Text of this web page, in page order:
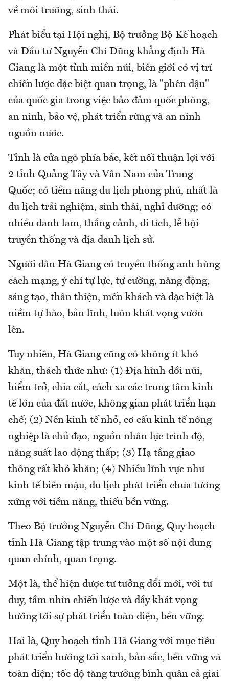
về môi trường, sinh thái.
Phát biểu tại Hội nghị, Bộ trưởng Bộ Kế hoạch
và Đầu tư Nguyễn Chí Dũng khẳng định Hà
Giang là một tỉnh miền núi, biên giới có vị trí
chiến lược đặc biệt quan trọng, là "phên dậu"
của quốc gia trong việc bảo đảm quốc phòng,
an ninh, bảo vệ, phát triển rừng và an ninh
nguồn nước.
Tỉnh là cửa ngõ phía bắc, kết nối thuận lợi với
2 tỉnh Quảng Tây và Vân Nam của Trung
Quốc; có tiềm năng du lịch phong phú, nhất là
du lịch trải nghiệm, sinh thái, nghỉ dưỡng; có
nhiều danh lam, thắng cảnh, di tích, lễ hội
truyền thống và địa danh lịch sử.
Người dân Hà Giang có truyền thống anh hùng
cách mạng, ý chí tự lực, tự cường, năng động,
sáng tạo, thân thiện, mến khách và đặc biệt là
niềm tự hào, bản lĩnh, luôn khát vọng vươn
lên.
Tuy nhiên, Hà Giang cũng có không ít khó
khăn, thách thức như: (1) Địa hình đồi núi,
hiểm trở, chia cắt, cách xa các trung tâm kinh
tế lớn của đất nước, không gian phát triển hạn
chế; (2) Nền kinh tế nhỏ, cơ cấu kinh tế nông
nghiệp là chủ đạo, nguồn nhân lực trình độ,
năng suất lao động thấp; (3) Hạ tầng giao
thông rất khó khăn; (4) Nhiều lĩnh vực như
kinh tế biên mậu, du lịch phát triển chưa tương
xứng với tiềm năng, thiếu bền vững.
Theo Bộ trưởng Nguyễn Chí Dũng, Quy hoạch
tỉnh Hà Giang tập trung vào một số nội dung
quan chính, quan trọng.
Một là, thể hiện được tư tưởng đổi mới, với tư
duy, tầm nhìn chiến lược và đầy khát vọng
hướng tới sự phát triển toàn diện, bền vững.
Hai là, Quy hoạch tỉnh Hà Giang với mục tiêu
phát triển hướng tới xanh, bản sắc, bền vững và
toàn diện; tốc độ tăng trưởng bình quân cả giai